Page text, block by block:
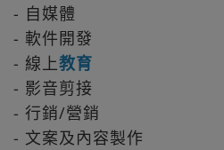
- 自媒體
- 軟件開發
- 線上教育
- 影音剪接
- 行銷/營銷
- 文案及內容製作